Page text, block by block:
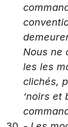
Nous ne
les les
clichés,
‘noirs et